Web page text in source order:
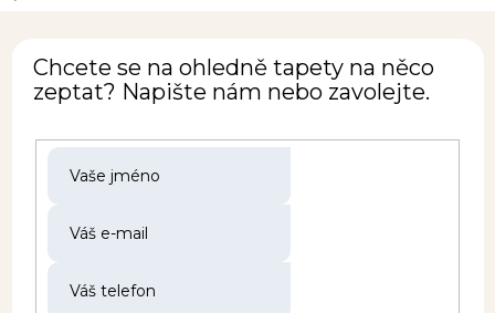
Chcete se na ohledně tapety na něco
zeptat? Napište nám nebo zavolejte.